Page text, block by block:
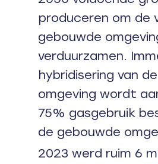
produceren om de
gebouwde
verduurzamen.
hybridisering van
omgeving wordt
75% gasgebruik
de gebouwde
2023 werd ruim 6